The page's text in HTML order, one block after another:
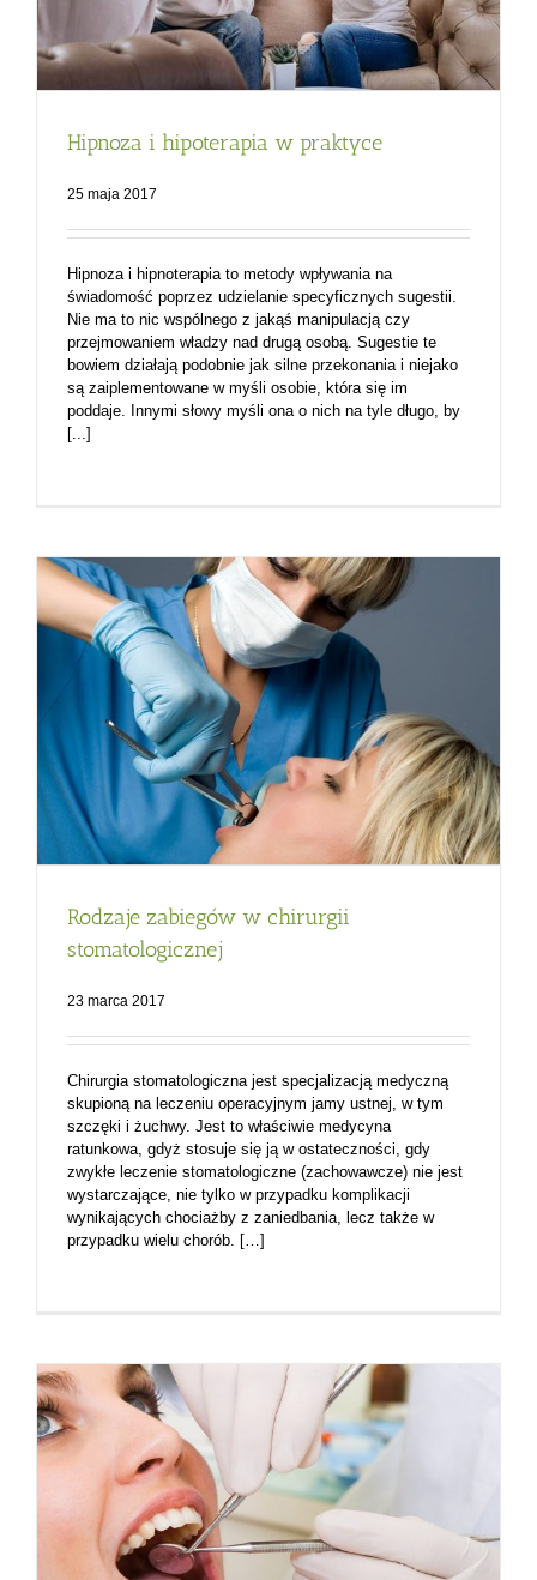
Hipnoza i hipoterapia w praktyce
25 maja 2017
Hipnoza i hipnoterapia to metody wpływania na
świadomość poprzez udzielanie specyficznych sugestii.
Nie ma to nic wspólnego z jakąś manipulacją czy
przejmowaniem władzy nad drugą osobą. Sugestie te
bowiem działają podobnie jak silne przekonania i niejako
są zaiplementowane w myśli osobie, która się im
poddaje. Innymi słowy myśli ona o nich na tyle długo, by
[...]
Rodzaje zabiegów w chirurgii
stomatologicznej
23 marca 2017
Chirurgia stomatologiczna jest specjalizacją medyczną
skupioną na leczeniu operacyjnym jamy ustnej, w tym
szczęki i żuchwy. Jest to właściwie medycyna
ratunkowa, gdyż stosuje się ją w ostateczności, gdy
zwykłe leczenie stomatologiczne (zachowawcze) nie jest
wystarczające, nie tylko w przypadku komplikacji
wynikających chociażby z zaniedbania, lecz także w
przypadku wielu chorób. […]